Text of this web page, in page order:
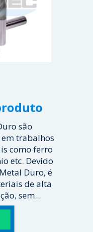
são
trabalhos
como ferro
etc. Devido
Duro, é
de alta
sem...